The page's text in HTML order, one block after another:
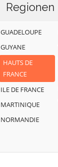
Regionen
GUADELOUPE
GUYANE
HAUTS DE
FRANCE
ILE DE FRANCE
MARTINIQUE
NORMANDIE